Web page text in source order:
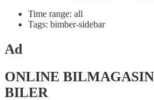
Time range: all
Tags: bimber-sidebar
Ad
ONLINE
BILER